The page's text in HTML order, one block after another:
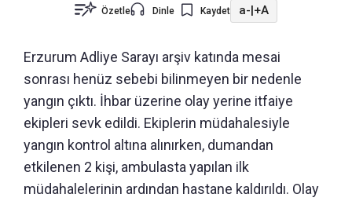
Özetle Dinle Kaydet a-|+A
Erzurum Adliye Sarayı arşiv katında mesai
sonrası henüz sebebi bilinmeyen bir nedenle
yangın çıktı. İhbar üzerine olay yerine itfaiye
ekipleri sevk edildi. Ekiplerin müdahalesiyle
yangın kontrol altına alınırken, dumandan
etkilenen 2 kişi, ambulasta yapılan ilk
müdahalelerinin ardından hastane kaldırıldı. Olay